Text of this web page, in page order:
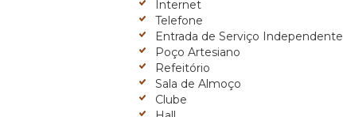
Internet
Telefone
Entrada de Serviço Independente
Poço Artesiano
Refeitório
Sala de Almoço
Clube